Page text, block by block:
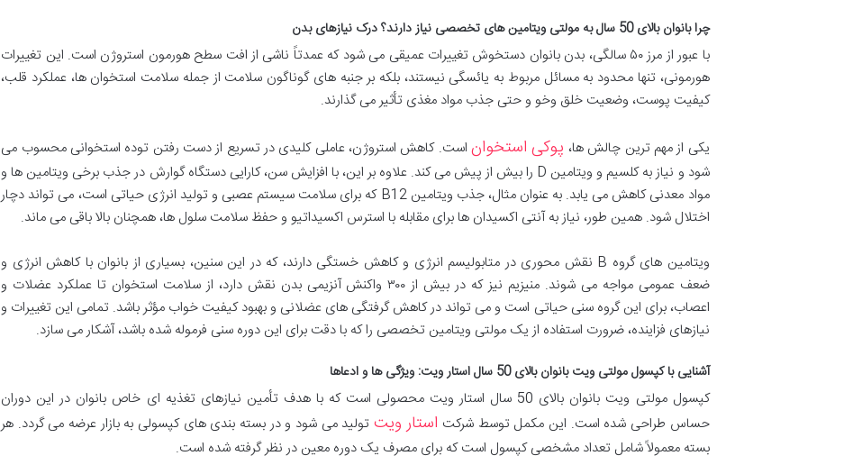
چرا بانوان بالای 50 سال به مولتی ویتامین های تخصصی نیاز دارند؟ درک نیازهای بدن
با عبور از مرز ۵۰ سالگی، بدن بانوان دستخوش تغییرات عمیقی می شود که عمدتاً ناشی از افت سطح هورمون استروژن است. این تغییرات
هورمونی، تنها محدود به مسائل مربوط به یائسگی نیستند، بلکه بر جنبه های گوناگون سلامت از جمله سلامت استخوان ها، عملکرد قلب،
کیفیت پوست، وضعیت خلق وخو و حتی جذب مواد مغذی تأثیر می گذارند.
یکی از مهم ترین چالش ها، پوکی استخواناست. کاهش استروژن، عاملی کلیدی در تسریع از دست رفتن توده استخوانی محسوب می
شود و نیاز به کلسیم و ویتامین D را بیش از پیش می کند. علاوه بر این، با افزایش سن، کارایی دستگاه گوارش در جذب برخی ویتامین ها و
مواد معدنی کاهش می یابد. به عنوان مثال، جذب ویتامین B12 که برای سلامت سیستم عصبی و تولید انرژی حیاتی است، می تواند دچار
اختلال شود. همین طور، نیاز به آنتی اکسیدان ها برای مقابله با استرس اکسیداتیو و حفظ سلامت سلول ها، همچنان بالا باقی می ماند.
ویتامین های گروه B نقش محوری در متابولیسم انرژی و کاهش خستگی دارند، که در این سنین، بسیاری از بانوان با کاهش انرژی و
ضعف عمومی مواجه می شوند. منیزیم نیز که در بیش از ۳۰۰ واکنش آنزیمی بدن نقش دارد، از سلامت استخوان تا عملکرد عضلات و
اعصاب، برای این گروه سنی حیاتی است و می تواند در کاهش گرفتگی های عضلانی و بهبود کیفیت خواب مؤثر باشد. تمامی این تغییرات و
نیازهای فزاینده، ضرورت استفاده از یک مولتی ویتامین تخصصی را که با دقت برای این دوره سنی فرموله شده باشد، آشکار می سازد.
آشنایی با کپسول مولتی ویت بانوان بالای 50 سال استار ویت: ویژگی ها و ادعاها
کپسول مولتی ویت بانوان بالای 50 سال استار ویت محصولی است که با هدف تأمین نیازهای تغذیه ای خاص بانوان در این دوران
حساس طراحی شده است. این مکمل توسط شرکت استار ویت تولید می شود و در بسته بندی های کپسولی به بازار عرضه می گردد. هر
بسته معمولاً شامل تعداد مشخصی کپسول است که برای مصرف یک دوره معین در نظر گرفته شده است.